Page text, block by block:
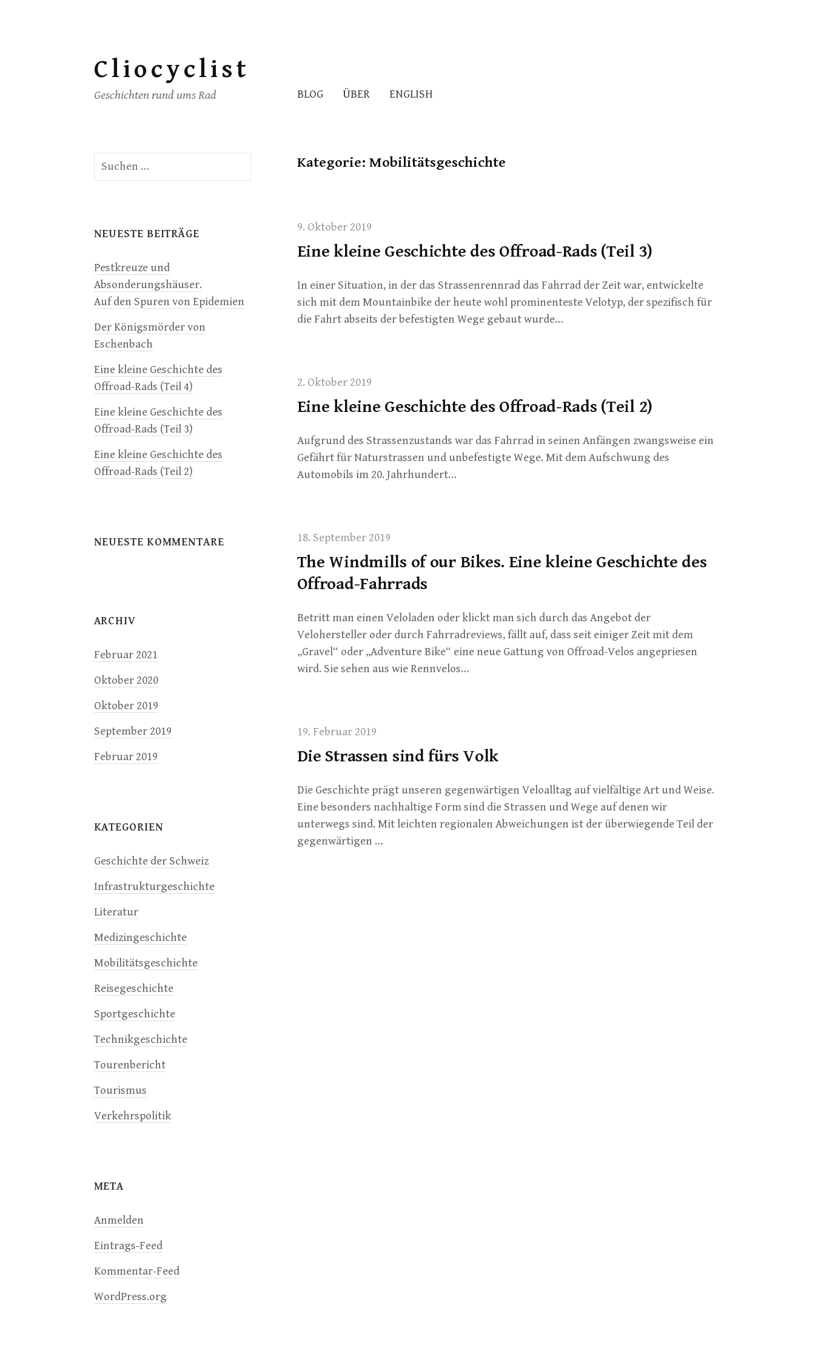
to
content
Cliocyclist
Geschichten rund ums Rad BLOG ÜBER ENGLISH
Kategorie: Mobilitätsgeschichte
9. Oktober 2019
Eine kleine Geschichte des Offroad-Rads (Teil 3)
In einer Situation, in der das Strassenrennrad das Fahrrad der Zeit war, entwickelte
sich mit dem Mountainbike der heute wohl prominenteste Velotyp, der spezifisch für
die Fahrt abseits der befestigten Wege gebaut wurde…
2. Oktober 2019
Eine kleine Geschichte des Offroad-Rads (Teil 2)
Aufgrund des Strassenzustands war das Fahrrad in seinen Anfängen zwangsweise ein
Gefährt für Naturstrassen und unbefestigte Wege. Mit dem Aufschwung des
Automobils im 20. Jahrhundert…
18. September 2019
The Windmills of our Bikes. Eine kleine Geschichte des
Offroad-Fahrrads
Betritt man einen Veloladen oder klickt man sich durch das Angebot der
Velohersteller oder durch Fahrradreviews, fällt auf, dass seit einiger Zeit mit dem
„Gravel“ oder „Adventure Bike“ eine neue Gattung von Offroad-Velos angepriesen
wird. Sie sehen aus wie Rennvelos…
19. Februar 2019
Die Strassen sind fürs Volk
Die Geschichte prägt unseren gegenwärtigen Veloalltag auf vielfältige Art und Weise.
Eine besonders nachhaltige Form sind die Strassen und Wege auf denen wir
unterwegs sind. Mit leichten regionalen Abweichungen ist der überwiegende Teil der
gegenwärtigen …
Suchen
nach:
NEUESTE BEITRÄGE
Pestkreuze und
Absonderungshäuser.
Auf den Spuren von Epidemien
Der Königsmörder von
Eschenbach
Eine kleine Geschichte des
Offroad-Rads (Teil 4)
Eine kleine Geschichte des
Offroad-Rads (Teil 3)
Eine kleine Geschichte des
Offroad-Rads (Teil 2)
NEUESTE KOMMENTARE
ARCHIV
Februar 2021
Oktober 2020
Oktober 2019
September 2019
Februar 2019
KATEGORIEN
Geschichte der Schweiz
Infrastrukturgeschichte
Literatur
Medizingeschichte
Mobilitätsgeschichte
Reisegeschichte
Sportgeschichte
Technikgeschichte
Tourenbericht
Tourismus
Verkehrspolitik
META
Anmelden
Eintrags-Feed
Kommentar-Feed
WordPress.org